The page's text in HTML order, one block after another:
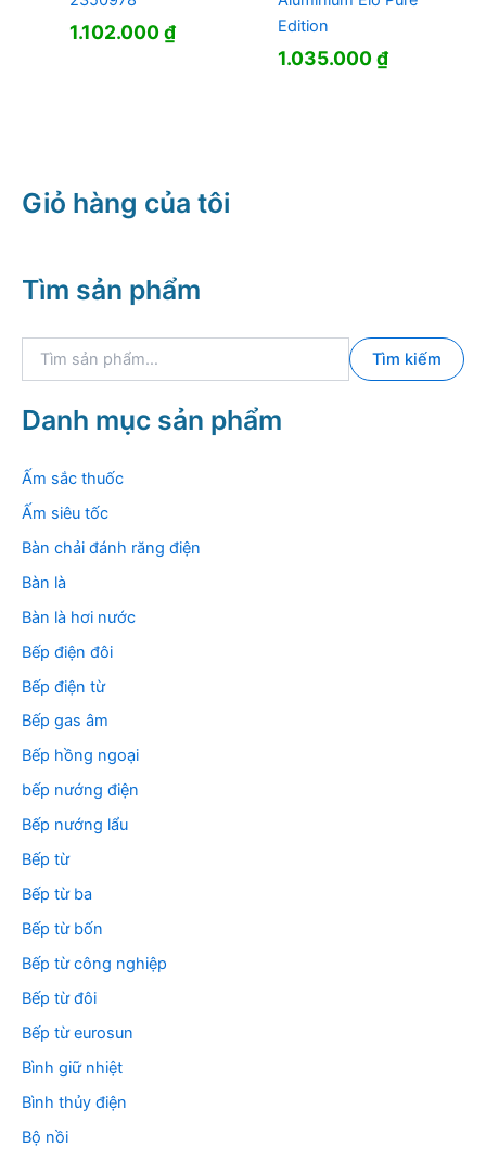
1.102.000₫
Edition
1.035.000₫
Giỏ hàng của tôi
Tìm sản phẩm
k
i
m
Tìm kiếm
Danh mục sản phẩm
Ấm sắc thuốc
Ấm siêu tốc
Bàn chải đánh răng điện
Bàn là
Bàn là hơi nước
Bếp điện đôi
Bếp điện từ
Bếp gas âm
Bếp hồng ngoại
bếp nướng điện
Bếp nướng lẩu
Bếp từ
Bếp từ ba
Bếp từ bốn
Bếp từ công nghiệp
Bếp từ đôi
Bếp từ eurosun
Bình giữ nhiệt
Bình thủy điện
Bộ nồi